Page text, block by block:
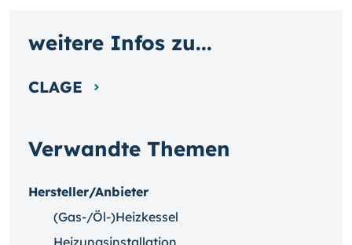
Verwandte Themen
Hersteller/Anbieter
(Gas-/Öl-)Heizkessel
weitere Infos zu...
CLAGE